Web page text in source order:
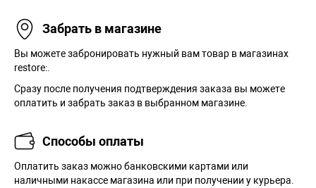
Забрать в магазине
Вы можете забронировать нужный вам товар в магазинах
restore:.
Сразу после получения подтверждения заказа вы можете
оплатить и забрать заказ в выбранном магазине.
Способы оплаты
Оплатить заказ можно банковскими картами или
наличными накассе магазина или при получении у курьера.